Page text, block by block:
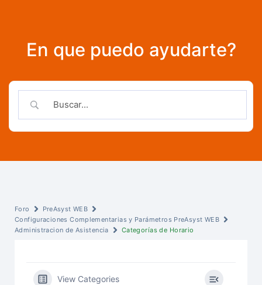
En que puedo ayudarte?
Foro
PreAsyst WEB
Configuraciones Complementarias y Parámetros PreAsyst WEB
Administracion de Asistencia
Categorías de Horario
View Categories